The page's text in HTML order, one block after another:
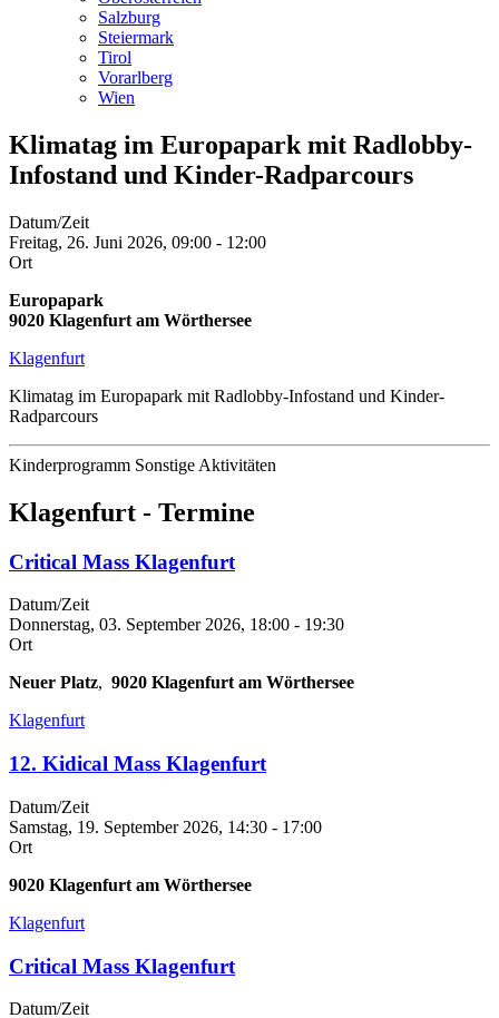
Salzburg
Steiermark
Tirol
Vorarlberg
Wien
Klimatag im Europapark mit Radlobby-
Infostand und Kinder-Radparcours
Datum/Zeit
Freitag, 26. Juni 2026, 09:00 - 12:00
Ort
Europapark
9020 Klagenfurt am Wörthersee
Klagenfurt
Klimatag im Europapark mit Radlobby-Infostand und Kinder-
Radparcours
Kinderprogramm Sonstige Aktivitäten
Klagenfurt - Termine
Critical Mass Klagenfurt
Datum/Zeit
Donnerstag, 03. September 2026, 18:00 - 19:30
Ort
Neuer Platz, 9020 Klagenfurt am Wörthersee
Klagenfurt
12. Kidical Mass Klagenfurt
Datum/Zeit
Samstag, 19. September 2026, 14:30 - 17:00
Ort
9020 Klagenfurt am Wörthersee
Klagenfurt
Critical Mass Klagenfurt
Datum/Zeit